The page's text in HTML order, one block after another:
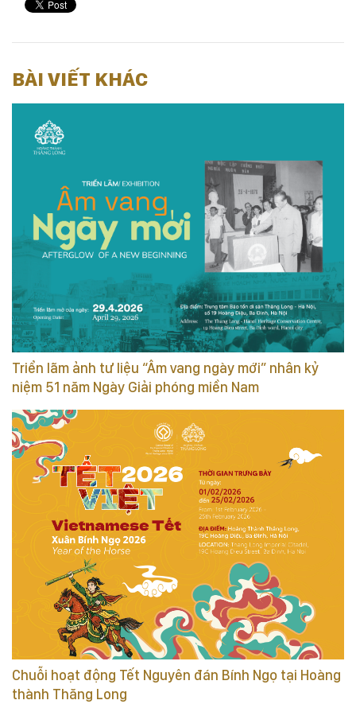
BÀI VIẾT KHÁC
Triển lãm ảnh tư liệu “Âm vang ngày mới” nhân kỷ
niệm 51 năm Ngày Giải phóng miền Nam
Chuỗi hoạt động Tết Nguyên đán Bính Ngọ tại Hoàng
thành Thăng Long